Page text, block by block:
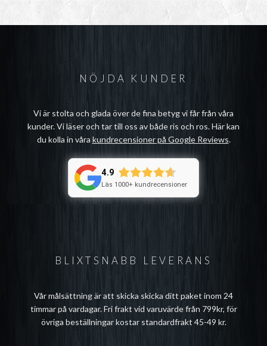
BLIXTSNABB LEVERANS
Vår målsättning är att skicka skicka ditt paket inom 24
timmar på vardagar. Fri frakt vid varuvärde från 799kr, för
övriga beställningar kostar standardfrakt 45-49 kr.
NÖJDA KUNDER
Vi är stolta och glada över de fina betyg vi får från våra
kunder. Vi läser och tar till oss av både ris och ros. Här kan
du kolla in våra kundrecensioner på Google Reviews.
4.9
Läs 1000+ kundrecensioner